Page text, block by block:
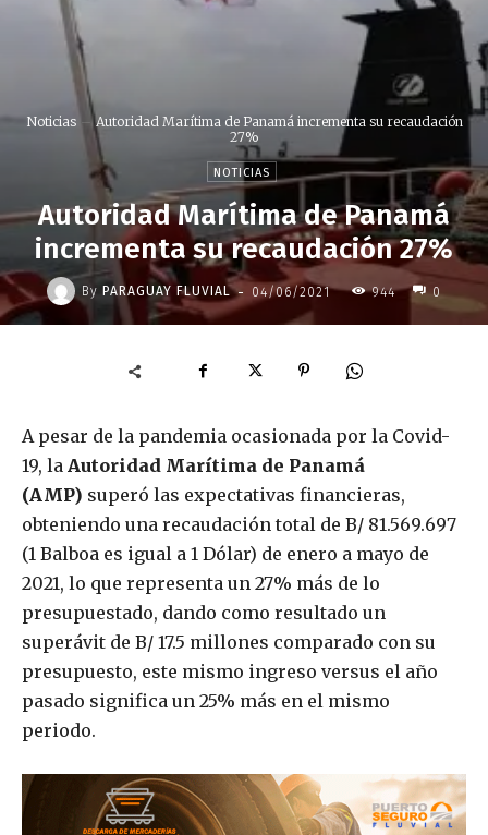
Noticias
Autoridad Marítima de Panamá incrementa su recaudación
27%
NOTICIAS
Autoridad Marítima de Panamá
incrementa su recaudación 27%
By PARAGUAY FLUVIAL - 04/06/2021 944 0
A pesar de la pandemia ocasionada por la Covid-
19, la Autoridad Marítima de Panamá
(AMP) superó las expectativas financieras,
obteniendo una recaudación total de B/ 81.569.697
(1 Balboa es igual a 1 Dólar) de enero a mayo de
2021, lo que representa un 27% más de lo
presupuestado, dando como resultado un
superávit de B/ 17.5 millones comparado con su
presupuesto, este mismo ingreso versus el año
pasado significa un 25% más en el mismo
periodo.